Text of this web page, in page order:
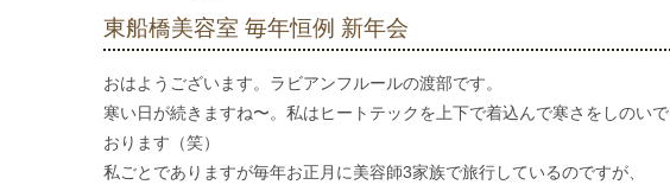
東船橋美容室 毎年恒例 新年会
おはようございます。ラビアンフルールの渡部です。
寒い日が続きますね〜。私はヒートテックを上下で着込んで寒さをしのいで
おります（笑）
私ごとでありますが毎年お正月に美容師3家族で旅行しているのですが、